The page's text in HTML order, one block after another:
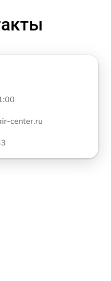
center.ru